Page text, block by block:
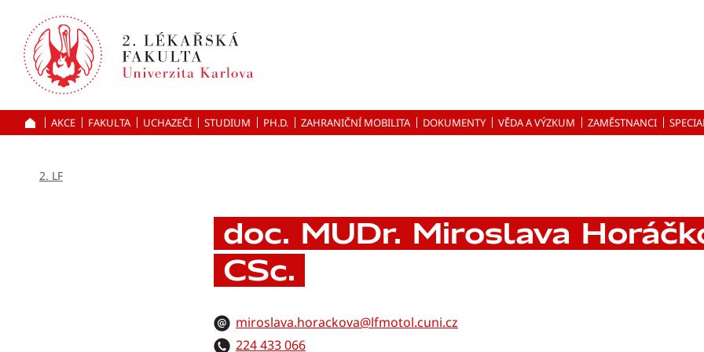
k hlavnímu
obsahu
ÚVOD
AKCE FAKULTA UCHAZEČI STUDIUM PH.D. ZAHRANIČNÍ MOBILITA DOKUMENTY VĚDA A VÝZKUM ZAMĚSTNANCI
2. LF
doc. MUDr. Miroslava
CSc.
miroslava.horackova@lfmotol.cuni.cz
224 433 066